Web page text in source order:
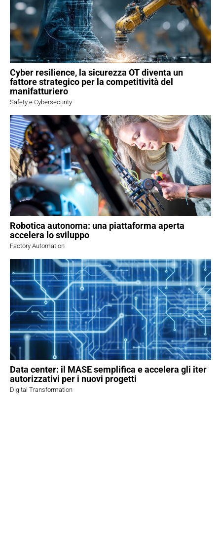
Cyber resilience, la sicurezza OT diventa un
fattore strategico per la competitività del
manifatturiero
Safety e Cybersecurity
Robotica autonoma: una piattaforma aperta
accelera lo sviluppo
Factory Automation
Data center: il MASE semplifica e accelera gli iter
autorizzativi per i nuovi progetti
Digital Transformation